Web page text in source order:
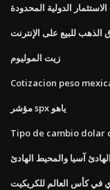
الدولية المحدودة
الذهب للبيع على الإنترنت
زيت الموليوم
Cotizacion peso
مؤشر spx ياهو
Tipo de cambio dolar
آسيا والمحيط الهادئ
كأس العالم للكريكيت